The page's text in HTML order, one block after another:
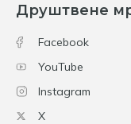
Друштвене
Facebook
YouTube
Instagram
X